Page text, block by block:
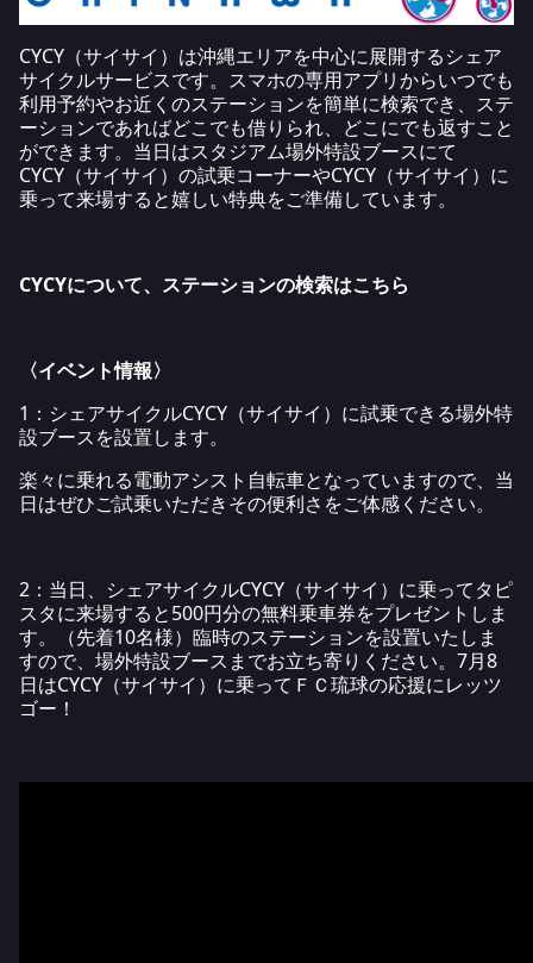
CYCY（サイサイ）は沖縄エリアを中心に展開するシェア
サイクルサービスです。スマホの専用アプリからいつでも
利用予約やお近くのステーションを簡単に検索でき、ステ
ーションであればどこでも借りられ、どこにでも返すこと
ができます。当日はスタジアム場外特設ブースにて
CYCY（サイサイ）の試乗コーナーやCYCY（サイサイ）に
乗って来場すると嬉しい特典をご準備しています。
CYCYについて、ステーションの検索はこちら
〈イベント情報〉
1：シェアサイクルCYCY（サイサイ）に試乗できる場外特
設ブースを設置します。
楽々に乗れる電動アシスト自転車となっていますので、当
日はぜひご試乗いただきその便利さをご体感ください。
2：当日、シェアサイクルCYCY（サイサイ）に乗ってタピ
スタに来場すると500円分の無料乗車券をプレゼントしま
す。（先着10名様）臨時のステーションを設置いたしま
すので、場外特設ブースまでお立ち寄りください。7月8
日はCYCY（サイサイ）に乗ってＦＣ琉球の応援にレッツ
ゴー！